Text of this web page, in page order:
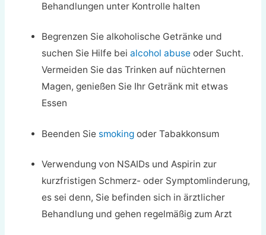
Behandlungen unter Kontrolle halten
Begrenzen Sie alkoholische Getränke und
suchen Sie Hilfe beialcohol abuse oder Sucht.
Vermeiden Sie das Trinken auf nüchternen
Magen, genießen Sie Ihr Getränk mit etwas
Essen
Beenden Sie smoking oder Tabakkonsum
Verwendung von NSAIDs und Aspirin zur
kurzfristigen Schmerz- oder Symptomlinderung,
es sei denn, Sie befinden sich in ärztlicher
Behandlung und gehen regelmäßig zum Arzt